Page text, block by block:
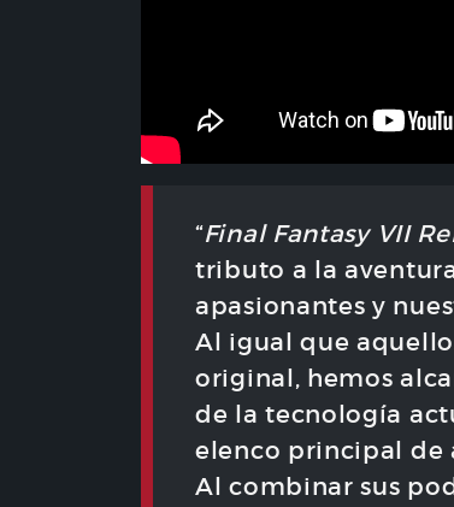
“Final Fantasy VII
tributo a la
apasionantes y
Al igual que
original, hemos
de la tecnología
elenco principal de
Al combinar sus